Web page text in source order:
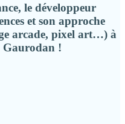
le développeur
et son approche
arcade, pixel art…) à
Gaurodan !